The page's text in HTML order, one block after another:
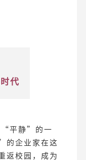
代
“平静”的一
的企业家在这
返校园，成为